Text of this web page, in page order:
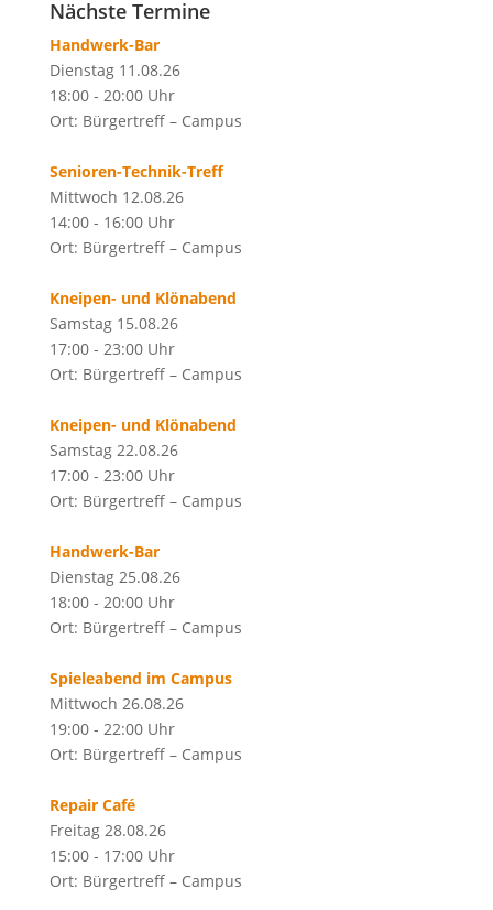
Nächste Termine
Handwerk-Bar
Dienstag 11.08.26
18:00 - 20:00 Uhr
Ort: Bürgertreff – Campus
Senioren-Technik-Treff
Mittwoch 12.08.26
14:00 - 16:00 Uhr
Ort: Bürgertreff – Campus
Kneipen- und Klönabend
Samstag 15.08.26
17:00 - 23:00 Uhr
Ort: Bürgertreff – Campus
Kneipen- und Klönabend
Samstag 22.08.26
17:00 - 23:00 Uhr
Ort: Bürgertreff – Campus
Handwerk-Bar
Dienstag 25.08.26
18:00 - 20:00 Uhr
Ort: Bürgertreff – Campus
Spieleabend im Campus
Mittwoch 26.08.26
19:00 - 22:00 Uhr
Ort: Bürgertreff – Campus
Repair Café
Freitag 28.08.26
15:00 - 17:00 Uhr
Ort: Bürgertreff – Campus